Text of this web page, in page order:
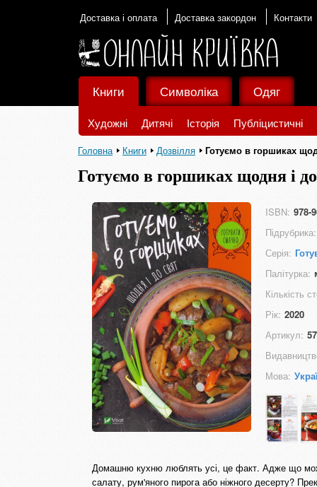
Доставка і оплата Доставка закордон Контакти
Книги
Художні Дитячі Історія Публіцистичні
Символіка Одяг
Головна Книги Дозвілля Готуємо в горшиках
Готуємо в горшиках щодня і
ISBN: 978-
Підрубрика:
Серія:
Палітурка:
Кількість
Рік: 2020
Артикул:
Мова:
Домашню кухню люблять усі, це факт. Адже що
салату, рум'яного пирога або ніжного десерту?